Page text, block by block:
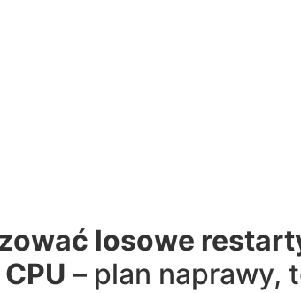
losowe
– plan naprawy,